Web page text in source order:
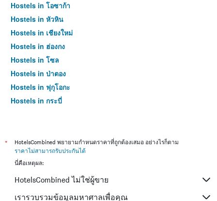
Hostels in โอซาก้า
Hostels in หัวหิน
Hostels in เชียงใหม่
Hostels in ฮ่องกง
Hostels in โซล
Hostels in ป่าตอง
Hostels in ฟุกุโอกะ
Hostels in กระบี่
Hostels in เกาะสมุย
Hostels in ไทเป
Hostels in หาดใหญ่
Hostels in ภูเก็ต
Hostels in เกียวโต
*
HotelsCombined พยายามกำหนดราคาที่ถูกต้องเสมอ อย่างไรก็ตาม
ราคาไม่สามารถรับประกันได้
นี่คือเหตุผล:
HotelsCombined ไม่ใช่ผู้ขาย
เรารวบรวมข้อมูลมหาศาลเพื่อคุณ